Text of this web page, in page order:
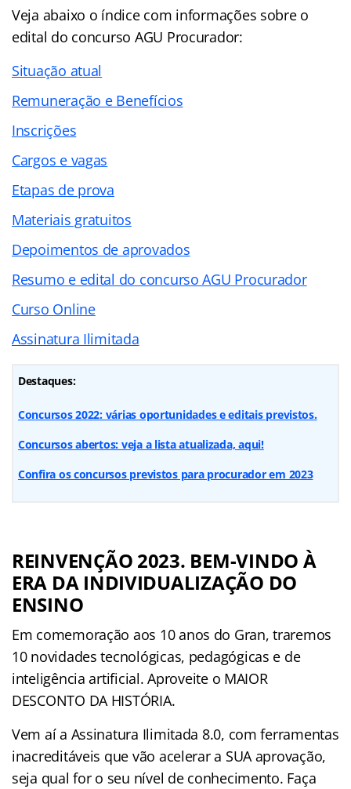
Veja abaixo o índicecom informações sobre o
edital do concurso AGU Procurador:
Situação atual
Remuneração e Benefícios
Inscrições
Cargos e vagas
Etapas de prova
Materiais gratuitos
Depoimentos de aprovados
Resumo e edital do concurso AGU Procurador
Curso Online
Assinatura Ilimitada
Destaques:
Concursos 2022: várias oportunidades e editais previstos.
Concursos abertos: veja a lista atualizada, aqui!
Confira os concursos previstos para procurador em 2023
REINVENÇÃO 2023. BEM-VINDO À
ERA DA INDIVIDUALIZAÇÃO DO
ENSINO
Em comemoração aos 10 anos do Gran, traremos
10 novidades tecnológicas, pedagógicas e de
inteligência artificial. Aproveite o MAIOR
DESCONTO DA HISTÓRIA.
Vem aí a Assinatura Ilimitada 8.0, com ferramentas
inacreditáveis que vão acelerar a SUA aprovação,
seja qual for o seu nível de conhecimento. Faça